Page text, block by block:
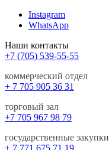
Instagram
WhatsApp
Наши контакты
+7 (705) 539-55-55
коммерческий отдел
+ 7 705 905 36 31
торговый зал
+7 705 967 98 79
государственные закупки
+ 7 771 675 71 19